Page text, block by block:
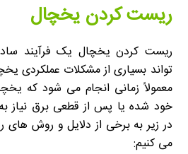
ریست کردن یخچال
ریست کردن یخچال یک فرآیند
تواند بسیاری از مشکلات عملکردی
معمولاً زمانی انجام می شود که
خود شده یا پس از قطعی برق نیاز به
در زیر به برخی از دلایل و روش
می کنیم: